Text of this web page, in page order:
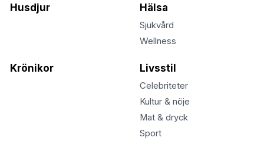
Husdjur Hälsa
Sjukvård
Wellness
Krönikor Livsstil
Celebriteter
Kultur & nöje
Mat & dryck
Sport